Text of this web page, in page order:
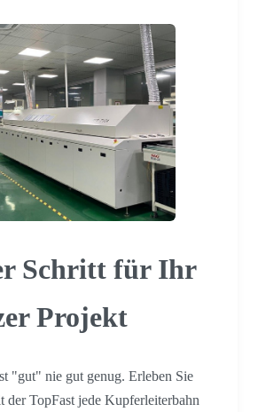
Schritt für Ihr
Projekt
"gut" nie gut genug. Erleben Sie
der TopFast jede Kupferleiterbahn